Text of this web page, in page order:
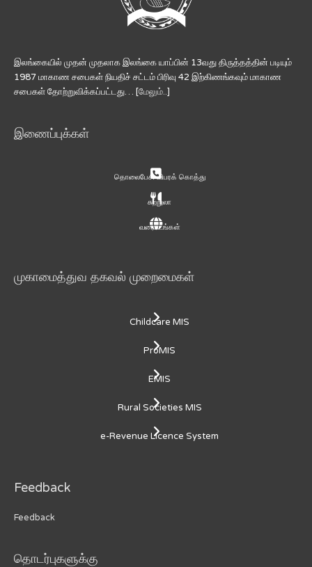
இலங்கையில் முதன் முதலாக இலங்கை யாப்பின் 13வது திருத்தத்தின் படியும்
1987 மாகாண சபைகள் நியதிச் சட்டம் பிரிவு 42 இற்கிணங்கவும் மாகாண
சபைகள் தோற்றுவிக்கப்பட்டது… [மேலும்..]
இணைப்புக்கள்
தொலைபேசி விபரக் கொத்து
சுற்றுலா
வரைபடங்கள்
முகாமைத்துவ தகவல் முறைமைகள்
Childcare MIS
ProMIS
EMIS
Rural Societies MIS
e-Revenue Licence System
Feedback
Feedback
தொடர்புகளுக்கு